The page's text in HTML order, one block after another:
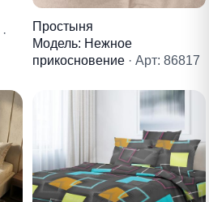
·
Простыня
Модель: Нежное
прикосновение · Арт: 86817